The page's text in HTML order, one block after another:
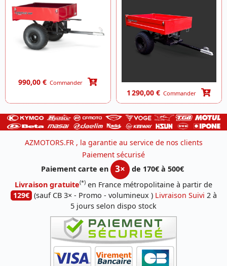
990,00 € Commander
1 290,00 € Commander
AZMOTORS.FR , la garantie au service de nos clients
Paiement sécurisé
Paiement carte en
3×
de 170€ à 500€
Livraison gratuite(*) en France métropolitaine à partir de
129€ (sauf CB 3× - Promo - volumineux ) Livraison Suivi 2 à
5 jours selon dispo stock